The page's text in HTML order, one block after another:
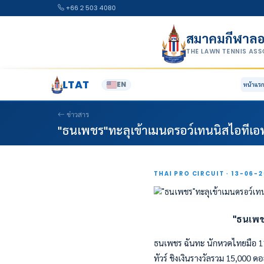
+66 2 503 4080
สมาคมกีฬาล
THE LAWN TENNIS
LTAT EN หน้าแรก
ข่าวสาร
"ธนเพชร"ทะลุเข้าเมนดรอว์เทนนิสไอทีเ
THAI PRO CIRCUIT · 13-06-
"ธนเพ
ธนเพชร ฉันทะ นักหวดไทยมือ
ทัวร์ ชิงเงินรางวัลรวม 15,000